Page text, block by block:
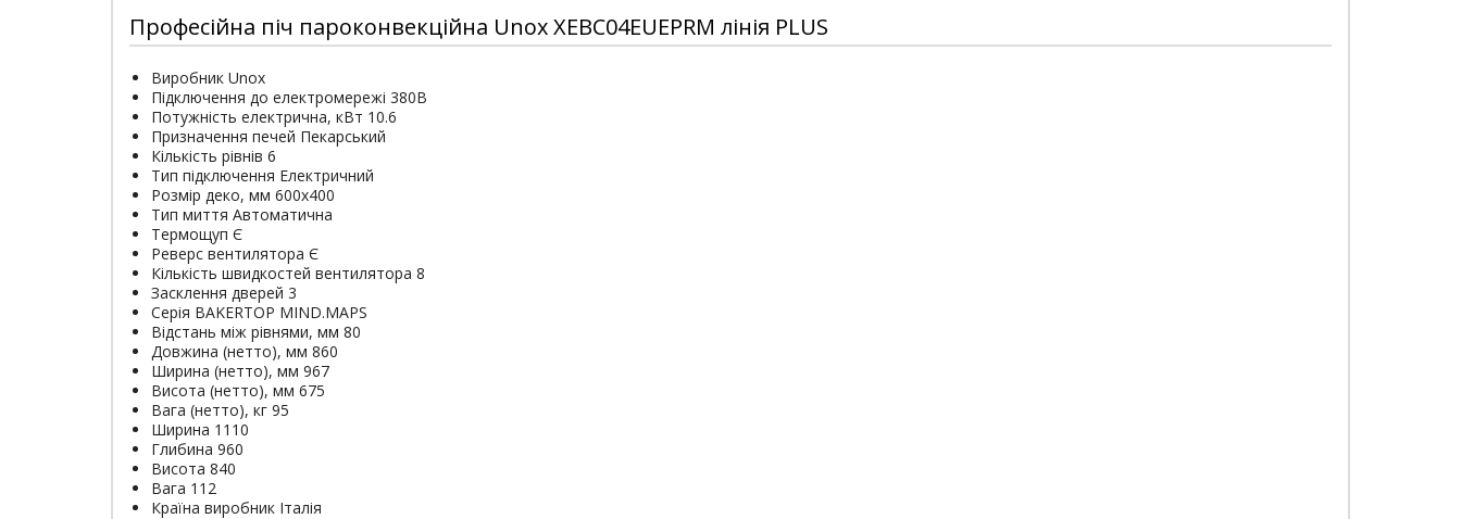
Професійна піч пароконвекційна Unox XEBC04EUEPRM лінія PLUS
Виробник Unox
Підключення до електромережі 380В
Потужність електрична, кВт 10.6
Призначення печей Пекарський
Кількість рівнів 6
Тип підключення Електричний
Розмір деко, мм 600х400
Тип миття Автоматична
Термощуп Є
Реверс вентилятора Є
Кількість швидкостей вентилятора 8
Засклення дверей 3
Серія BAKERTOP MIND.MAPS
Відстань між рівнями, мм 80
Довжина (нетто), мм 860
Ширина (нетто), мм 967
Висота (нетто), мм 675
Вага (нетто), кг 95
Ширина 1110
Глибина 960
Висота 840
Вага 112
Країна виробник Італія